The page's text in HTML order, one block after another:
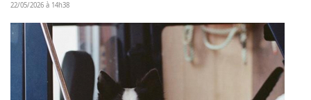
22/05/2026 à 14h38